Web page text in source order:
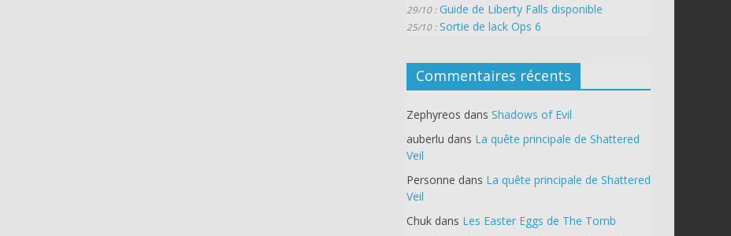
29/10 : Guide de Liberty Falls disponible
25/10 : Sortie de lack Ops 6
Commentaires récents
Zephyreos dans Shadows of Evil
auberlu dans La quête principale de Shattered
Veil
Personne dans La quête principale de Shattered
Veil
Chuk dans Les Easter Eggs de The Tomb